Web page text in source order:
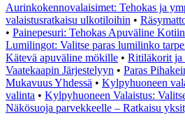
Aurinkokennovalaisimet: Tehokas ja
valaistusratkaisu ulkotiloihin •
• Painepesuri: Tehokas Apuväline
Lumilingot: Valitse paras lumilinko
Kätevä apuväline mökille • Ritiläkorit ja
Vaatekaapin Järjestelyyn • Paras
Mukavuus Yhdessä • Kylpyhuoneen
valinta • Kylpyhuoneen Valaistus:
Näkösuoja parvekkeelle – Ratkaisu